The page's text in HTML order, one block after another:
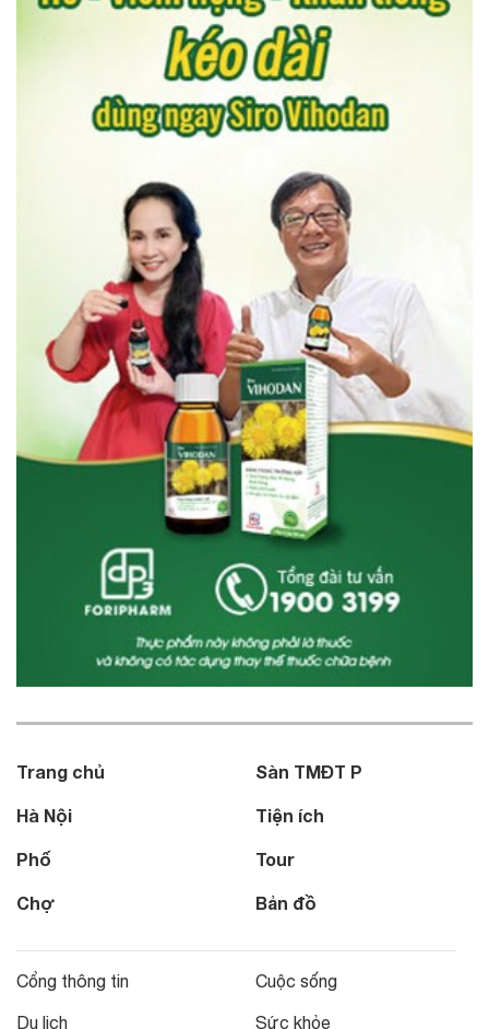
Trang chủ
Hà Nội
Phố
Chợ
Sàn TMĐT P
Tiện ích
Tour
Bản đồ
Cổng thông tin
Du lịch
Cuộc sống
Sức khỏe